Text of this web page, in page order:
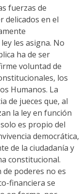
fuerzas de
delicados en el
les asigna. No
ha de ser
voluntad de
los
Humanos. La
de jueces que, al
la ley en función
es propio del
democrática,
de la ciudadanía y
constitucional.
poderes no es
financiera se